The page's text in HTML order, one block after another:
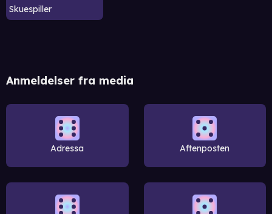
Skuespiller
Anmeldelser fra media
Adressa Aftenposten